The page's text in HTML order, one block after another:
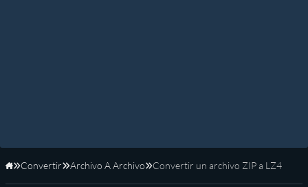
Inicio
Convertir Archivo A Archivo Convertir un archivo ZIP a LZ4